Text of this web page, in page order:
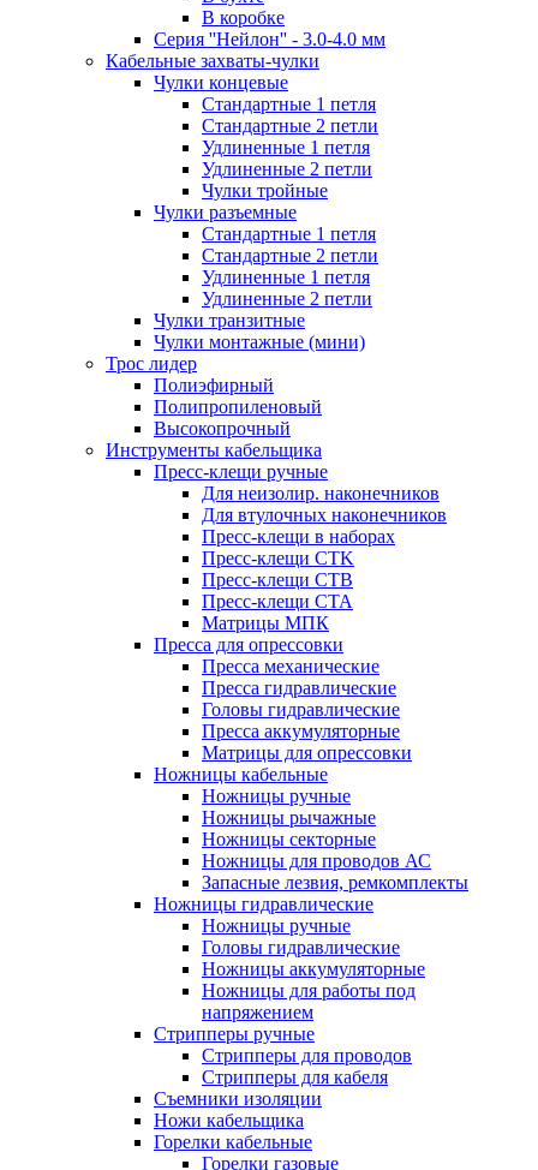
В коробке
Серия ''Нейлон'' - 3.0-4.0 мм
Кабельные захваты-чулки
Чулки концевые
Стандартные 1 петля
Стандартные 2 петли
Удлиненные 1 петля
Удлиненные 2 петли
Чулки тройные
Чулки разъемные
Стандартные 1 петля
Стандартные 2 петли
Удлиненные 1 петля
Удлиненные 2 петли
Чулки транзитные
Чулки монтажные (мини)
Трос лидер
Полиэфирный
Полипропиленовый
Высокопрочный
Инструменты кабельщика
Пресс-клещи ручные
Для неизолир. наконечников
Для втулочных наконечников
Пресс-клещи в наборах
Пресс-клещи CTK
Пресс-клещи CTB
Пресс-клещи CTA
Матрицы МПК
Пресса для опрессовки
Пресса механические
Пресса гидравлические
Головы гидравлические
Пресса аккумуляторные
Матрицы для опрессовки
Ножницы кабельные
Ножницы ручные
Ножницы рычажные
Ножницы секторные
Ножницы для проводов АС
Запасные лезвия, ремкомплекты
Ножницы гидравлические
Ножницы ручные
Головы гидравлические
Ножницы аккумуляторные
Ножницы для работы под
напряжением
Стрипперы ручные
Стрипперы для проводов
Стрипперы для кабеля
Съемники изоляции
Ножи кабельщика
Горелки кабельные
Горелки газовые